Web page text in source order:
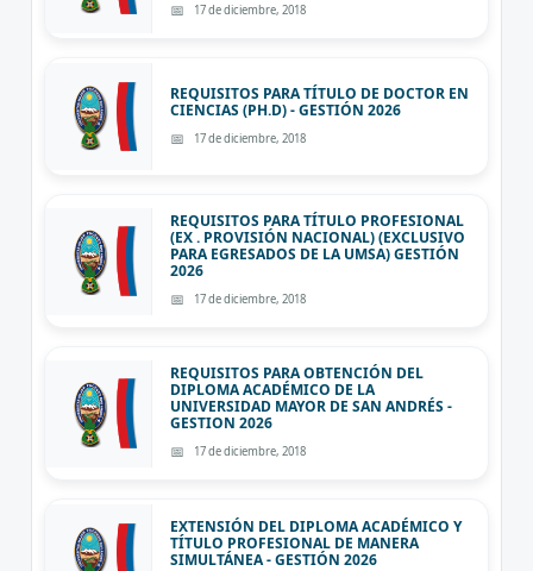
17 de diciembre, 2018
REQUISITOS PARA TÍTULO DE DOCTOR EN
CIENCIAS (PH.D) - GESTIÓN 2026
17 de diciembre, 2018
REQUISITOS PARA TÍTULO PROFESIONAL
(EX . PROVISIÓN NACIONAL) (EXCLUSIVO
PARA EGRESADOS DE LA UMSA) GESTIÓN
2026
17 de diciembre, 2018
REQUISITOS PARA OBTENCIÓN DEL
DIPLOMA ACADÉMICO DE LA
UNIVERSIDAD MAYOR DE SAN ANDRÉS -
GESTION 2026
17 de diciembre, 2018
EXTENSIÓN DEL DIPLOMA ACADÉMICO Y
TÍTULO PROFESIONAL DE MANERA
SIMULTÁNEA - GESTIÓN 2026